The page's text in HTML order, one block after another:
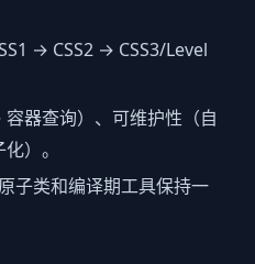
→ CSS2 → CSS3/Level
器查询）、可维护性（自
）。
子类和编译期工具保持一